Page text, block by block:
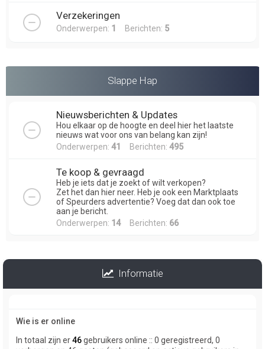
Verzekeringen
Onderwerpen: 1 Berichten: 5
Slappe Hap
Nieuwsberichten & Updates
Hou elkaar op de hoogte en deel hier het laatste
nieuws wat voor ons van belang kan zijn!
Onderwerpen: 41 Berichten: 495
Te koop & gevraagd
Heb je iets dat je zoekt of wilt verkopen?
Zet het dan hier neer. Heb je ook een Marktplaats
of Speurders advertentie? Voeg dat dan ook toe
aan je bericht.
Onderwerpen: 14Berichten: 66
Informatie
Wie is er online
In totaal zijn er46gebruikers online :: 0 geregistreerd, 0